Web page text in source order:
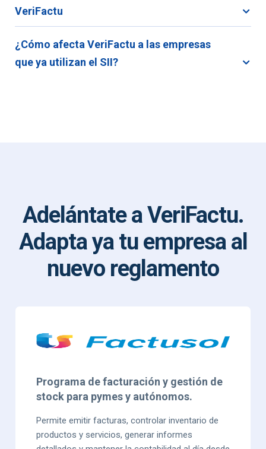
VeriFactu
¿Cómo afecta VeriFactu a las empresas
que ya utilizan el SII?
Adelántate a VeriFactu.
Adapta ya tu empresa al
nuevo reglamento
Programa de facturación y gestión de
stock para pymes y autónomos.
Permite emitir facturas, controlar inventario de
productos y servicios, generar informes